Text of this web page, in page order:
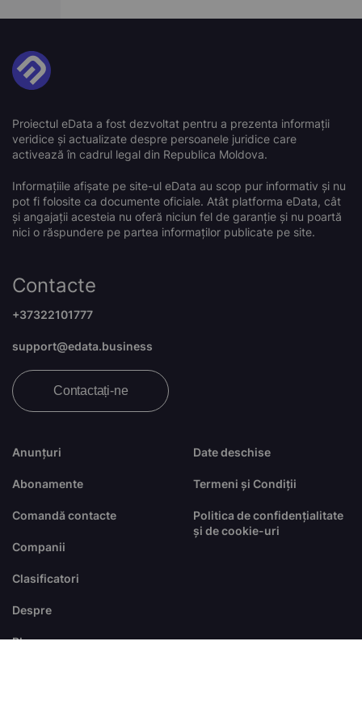
Proiectul eData a fost dezvoltat pentru a prezenta informații
veridice și actualizate despre persoanele juridice care
activează în cadrul legal din Republica Moldova.
Informațiile afișate pe site-ul eData au scop pur informativ și nu
pot fi folosite ca documente oficiale. Atât platforma eData, cât
și angajații acesteia nu oferă niciun fel de garanție și nu poartă
nici o răspundere pe partea informaților publicate pe site.
Anunțuri
Abonamente
Comandă contacte
Companii
Clasificatori
Despre
Blog
Date deschise
Termeni și Condiții
Politica de confidențialitate
și de cookie-uri
Contacte
+37322101777
support@edata.business
Contactați-ne